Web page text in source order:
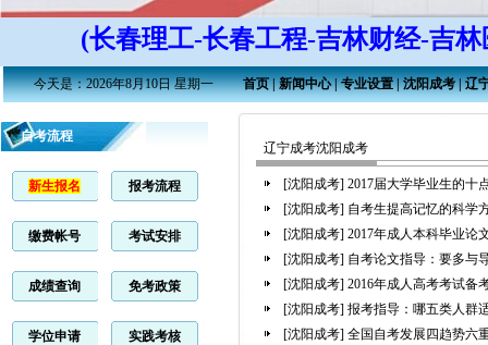
(长春理工-长春工程-吉林财经-吉
今天是：2026年8月10日 星期一 首页|新闻中心|专业设置|沈阳成考|辽
自考流程
新生报名 报考流程
缴费帐号 考试安排
成绩查询 免考政策
学位申请 实践考核
辽宁成考沈阳成考
[沈阳成考] 2017届大学毕业生的十
[沈阳成考] 自考生提高记忆的科学
[沈阳成考] 2017年成人本科毕业论
[沈阳成考] 自考论文指导：要多与
[沈阳成考] 2016年成人高考考试备
[沈阳成考] 报考指导：哪五类人群
[沈阳成考] 全国自考发展四趋势六